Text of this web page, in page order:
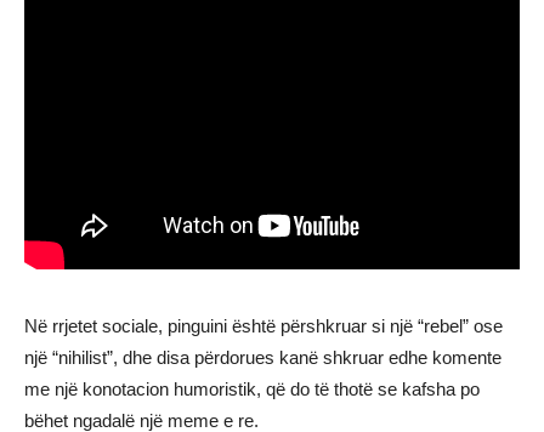
Në rrjetet sociale, pinguini është përshkruar si një “rebel” ose
një “nihilist”, dhe disa përdorues kanë shkruar edhe komente
me një konotacion humoristik, që do të thotë se kafsha po
bëhet ngadalë një meme e re.